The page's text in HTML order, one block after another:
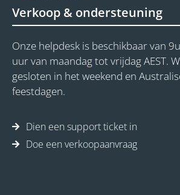
Verkoop & ondersteuning
Onze helpdesk is beschikbaar van
uur van maandag tot vrijdag AEST.
gesloten in het weekend en
feestdagen.
Dien een support ticket in
Doe een verkoopaanvraag